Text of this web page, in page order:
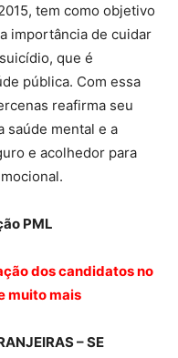
tem como objetivo
importância de cuidar
que é
pública. Com essa
reafirma seu
saúde mental e a
e acolhedor para
PML
dos candidatos no
muito mais
– SE